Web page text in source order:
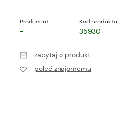
Producent:
-
Kod produktu:
35930
zapytaj o produkt
poleć znajomemu